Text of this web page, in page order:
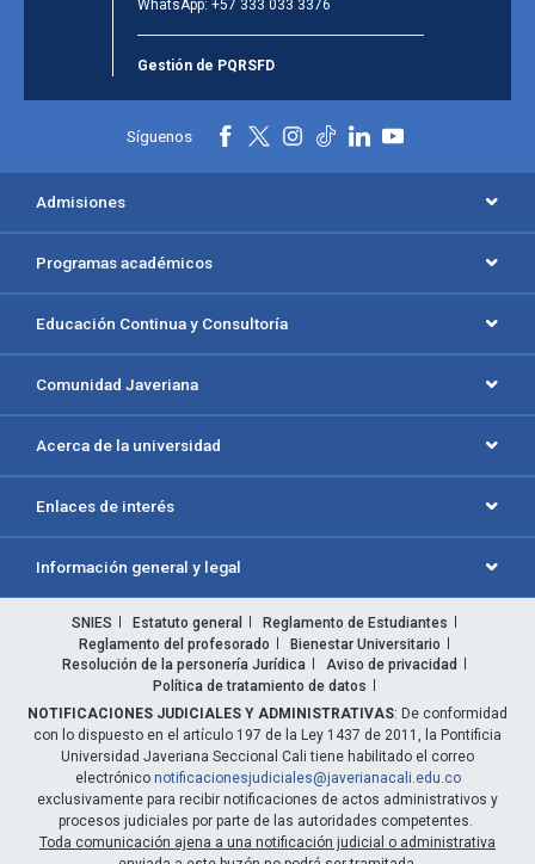
WhatsApp: +57 333 033 3376
Gestión de PQRSFD
Síguenos
Admisiones
Programas académicos
Educación Continua y Consultoría
Comunidad Javeriana
Acerca de la universidad
Enlaces de interés
Información general y legal
SNIES Estatuto general
Reglamento de Estudiantes
Reglamento del profesorado
Bienestar Universitario
Resolución de la personería Jurídica
Aviso de privacidad
Política de tratamiento de datos
NOTIFICACIONES JUDICIALES Y ADMINISTRATIVAS: De conformidad
con lo dispuesto en el artículo 197 de la Ley 1437 de 2011, la Pontificia
Universidad Javeriana Seccional Cali tiene habilitado el correo
electrónico notificacionesjudiciales@javerianacali.edu.co
exclusivamente para recibir notificaciones de actos administrativos y
procesos judiciales por parte de las autoridades competentes.
Toda comunicación ajena a una notificación judicial o administrativa